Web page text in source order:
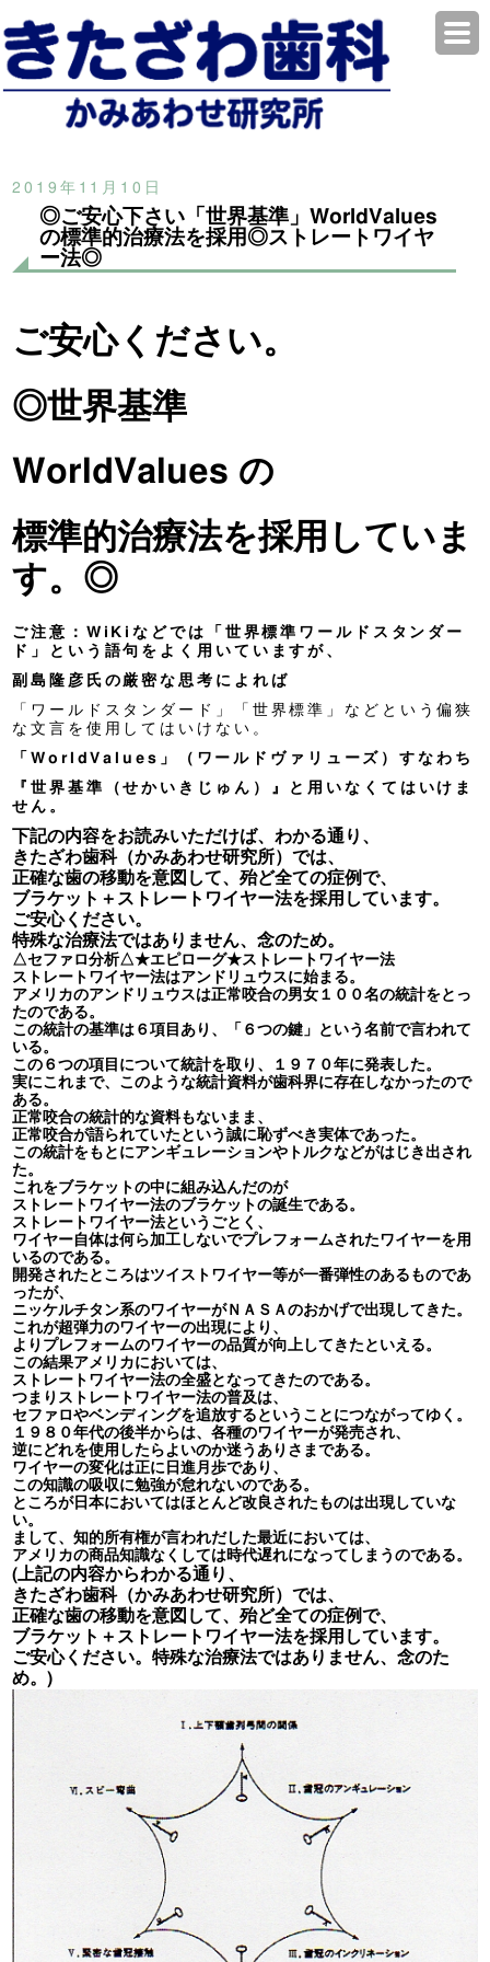
2019年11月10日
◎ご安心下さい「世界基準」WorldValues
の標準的治療法を採用◎ストレートワイヤ
ー法◎
ご安心ください。
◎世界基準
WorldValues の
標準的治療法を採用していま
す。◎
ご注意：WiKiなどでは「世界標準ワールドスタンダー
ド」という語句をよく用いていますが、
副島隆彦氏の厳密な思考によれば
「ワールドスタンダード」「世界標準」などという偏狭
な文言を使用してはいけない。
「WorldValues」（ワールドヴァリューズ）すなわち
『世界基準（せかいきじゅん）』と用いなくてはいけま
せん。
下記の内容をお読みいただけば、わかる通り、
きたざわ歯科（かみあわせ研究所）では、
正確な歯の移動を意図して、殆ど全ての症例で、
ブラケット＋ストレートワイヤー法を採用しています。
ご安心ください。
特殊な治療法ではありません、念のため。
△セファロ分析△★エピローグ★ストレートワイヤー法
ストレートワイヤー法はアンドリュウスに始まる。
アメリカのアンドリュウスは正常咬合の男女１００名の統計をとっ
たのである。
この統計の基準は６項目あり、「６つの鍵」という名前で言われて
いる。
この６つの項目について統計を取り、１９７０年に発表した。
実にこれまで、このような統計資料が歯科界に存在しなかったので
ある。
正常咬合の統計的な資料もないまま、
正常咬合が語られていたという誠に恥ずべき実体であった。
この統計をもとにアンギュレーションやトルクなどがはじき出され
た。
これをブラケットの中に組み込んだのが
ストレートワイヤー法のブラケットの誕生である。
ストレートワイヤー法というごとく、
ワイヤー自体は何ら加工しないでプレフォームされたワイヤーを用
いるのである。
開発されたところはツイストワイヤー等が一番弾性のあるものであ
ったが、
ニッケルチタン系のワイヤーがＮＡＳＡのおかげで出現してきた。
これが超弾力のワイヤーの出現により、
よりプレフォームのワイヤーの品質が向上してきたといえる。
この結果アメリカにおいては、
ストレートワイヤー法の全盛となってきたのである。
つまりストレートワイヤー法の普及は、
セファロやベンディングを追放するということにつながってゆく。
１９８０年代の後半からは、各種のワイヤーが発売され、
逆にどれを使用したらよいのか迷うありさまである。
ワイヤーの変化は正に日進月歩であり、
この知識の吸収に勉強が怠れないのである。
ところが日本においてはほとんど改良されたものは出現していな
い。
まして、知的所有権が言われだした最近においては、
アメリカの商品知識なくしては時代遅れになってしまうのである。
( 上記の内容からわかる通り、
きたざわ歯科（かみあわせ研究所）では、
正確な歯の移動を意図して、殆ど全ての症例で、
ブラケット＋ストレートワイヤー法を採用しています。
ご安心ください。特殊な治療法ではありません、念のた
め。)